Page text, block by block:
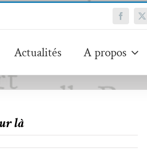
Facebook
X
Actualités A propos
là